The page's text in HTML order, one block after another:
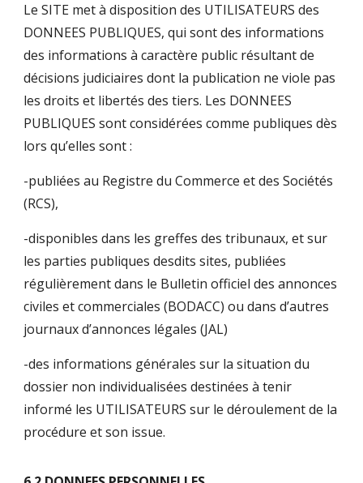
Le SITE met à disposition des UTILISATEURS des
DONNEES PUBLIQUES, qui sont des informations
des informations à caractère public résultant de
décisions judiciaires dont la publication ne viole pas
les droits et libertés des tiers. Les DONNEES
PUBLIQUES sont considérées comme publiques dès
lors qu’elles sont :
-publiées au Registre du Commerce et des Sociétés
(RCS),
-disponibles dans les greffes des tribunaux, et sur
les parties publiques desdits sites, publiées
régulièrement dans le Bulletin officiel des annonces
civiles et commerciales (BODACC) ou dans d’autres
journaux d’annonces légales (JAL)
-des informations générales sur la situation du
dossier non individualisées destinées à tenir
informé les UTILISATEURS sur le déroulement de la
procédure et son issue.